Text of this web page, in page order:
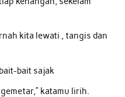
kita lewati , tangis dan
bait sajak
katamu lirih.